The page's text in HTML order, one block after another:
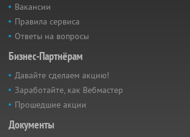
Вакансии
Правила сервиса
Ответы на вопросы
Бизнес-Партнёрам
Давайте сделаем акцию!
Заработайте, как Вебмастер
Прошедшие акции
Документы